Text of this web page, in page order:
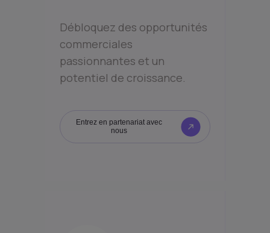
Débloquez des opportunités
commerciales
passionnantes et un
potentiel de croissance.
Entrez en partenariat avec
nous